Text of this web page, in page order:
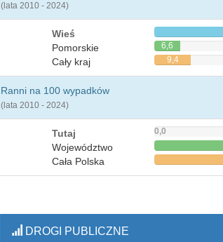
(lata 2010 - 2024)
Wieś
Pomorskie 6,6
Cały kraj 9,4
Ranni na 100 wypadków
(lata 2010 - 2024)
Tutaj 0,0
Województwo
Cała Polska
DROGI PUBLICZNE